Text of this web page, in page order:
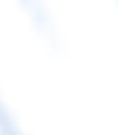
新。
订，我们将删除您的订阅邮箱。